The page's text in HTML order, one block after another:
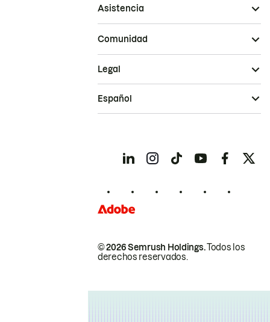
Asistencia
Comunidad
© 2026 Semrush Holdings.Todos los
derechos reservados.
Legal
Español